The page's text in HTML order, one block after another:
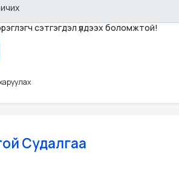
сэтгэгдэл үлдээх боломжтой!
Судалгаа